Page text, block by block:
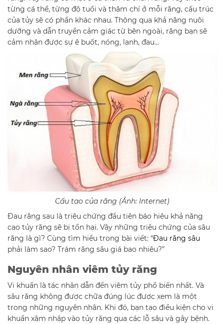
từng cá thể, từng độ tuổi và thậm chí ở mỗi răng, cấu trúc
của tủy sẽ có phần khác nhau. Thông qua khả năng nuôi
dưỡng và dẫn truyền cảm giác từ bên ngoài, răng bạn sẽ
cảm nhận được sự ê buốt, nóng, lạnh, đau…
Cấu tạo của răng (Ảnh: Internet)
Đau răng sau là triệu chứng đầu tiên báo hiệu khả năng
cao tủy răng sẽ bị tổn hại. Vậy những triệu chứng của sâu
răng là gì? Cùng tìm hiểu trong bài viết: “Đau răng sâu
phải làm sao? Trám răng sâu giá bao nhiêu?”
Nguyên nhân viêm tủy răng
Vi khuẩn là tác nhân dẫn đến viêm tủy phổ biến nhất. Và
sâu răng không được chữa đúng lúc được xem là một
trong những nguyên nhân. Khi đó, bạn tạo điều kiện cho vi
khuẩn xâm nhập vào tủy răng qua các lỗ sâu và gây bệnh.